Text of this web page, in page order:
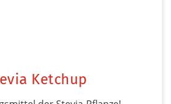
Ketchup